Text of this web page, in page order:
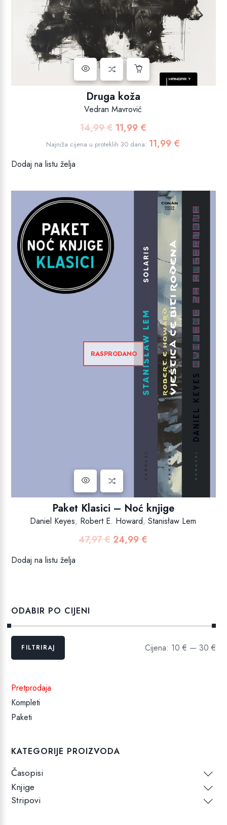
Druga koža
Vedran Mavrović
14,99€ Izvorna
cijena
11,99 €Trenutna
cijena
Najniža cijena u proteklih 30 dana: 11,99 €
Dodaj na listu želja
RASPRODANO
Paket Klasici – Noć knjige
Daniel Keyes, Robert E. Howard, Stanisław Lem
47,97€ Izvorna
24,99 €
Dodaj na listu želja
ODABIR PO CIJENI
Min
MaksFILTRIRAJ Cijena: 10 € — 30 €
Pretprodaja
Kompleti
Paketi
KATEGORIJE PROIZVODA
Časopisi
Knjige
Stripovi